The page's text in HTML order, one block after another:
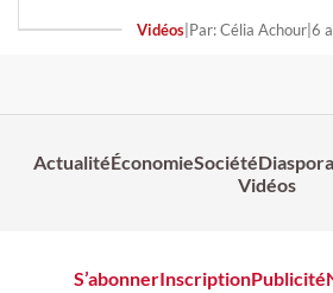
Vidéos| Par: Célia Achour| 6
ActualitéÉconomieSociété
Vidéos
S’abonnerInscriptionPublicité